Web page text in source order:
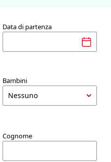
Data di partenza
Bambini
Cognome